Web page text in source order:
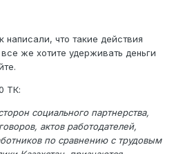
что такие действия
же хотите удерживать деньги
ТК:
социального партнерства,
актов работодателей,
по сравнению с трудовым